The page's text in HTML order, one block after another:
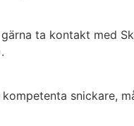
ta kontakt med
snickare,